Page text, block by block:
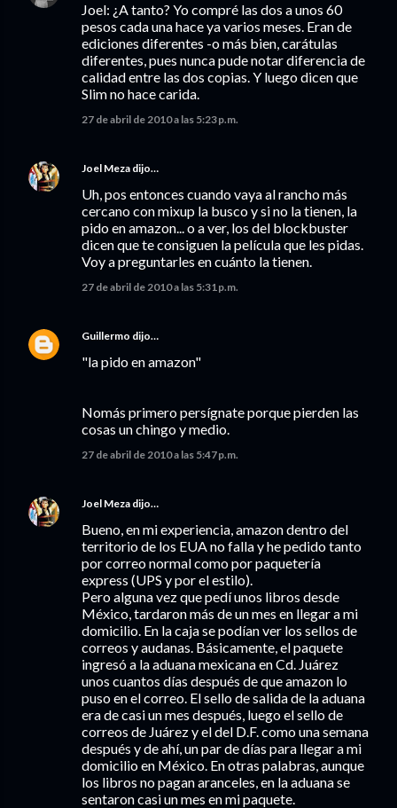
Joel: ¿A tanto? Yo compré las dos a unos 60
pesos cada una hace ya varios meses. Eran de
ediciones diferentes -o más bien, carátulas
diferentes, pues nunca pude notar diferencia de
calidad entre las dos copias. Y luego dicen que
Slim no hace carida.
27 de abril de 2010 a las 5:23 p.m.
Joel Meza dijo…
Uh, pos entonces cuando vaya al rancho más
cercano con mixup la busco y si no la tienen, la
pido en amazon... o a ver, los del blockbuster
dicen que te consiguen la película que les pidas.
Voy a preguntarles en cuánto la tienen.
27 de abril de 2010 a las 5:31 p.m.
Guillermo dijo…
"la pido en amazon"
Nomás primero persígnate porque pierden las
cosas un chingo y medio.
27 de abril de 2010 a las 5:47 p.m.
Joel Meza dijo…
Bueno, en mi experiencia, amazon dentro del
territorio de los EUA no falla y he pedido tanto
por correo normal como por paquetería
express (UPS y por el estilo).
Pero alguna vez que pedí unos libros desde
México, tardaron más de un mes en llegar a mi
domicilio. En la caja se podían ver los sellos de
correos y audanas. Básicamente, el paquete
ingresó a la aduana mexicana en Cd. Juárez
unos cuantos días después de que amazon lo
puso en el correo. El sello de salida de la aduana
era de casi un mes después, luego el sello de
correos de Juárez y el del D.F. como una semana
después y de ahí, un par de días para llegar a mi
domicilio en México. En otras palabras, aunque
los libros no pagan aranceles, en la aduana se
sentaron casi un mes en mi paquete.